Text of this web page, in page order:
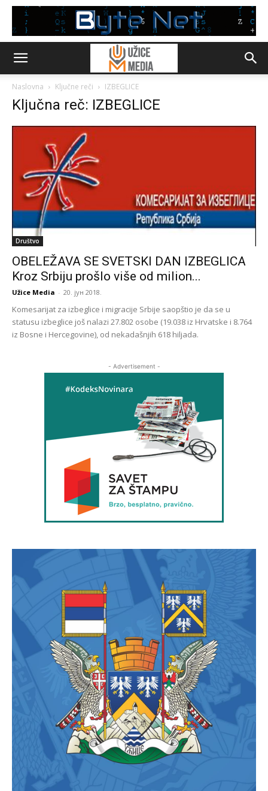
Naslovna Ključne reči IZBEGLICE
Ključna reč: IZBEGLICE
Društvo
OBELEŽAVA SE SVETSKI DAN IZBEGLICA
Kroz Srbiju prošlo više od milion...
Užice Media - 20. јун 2018.
Komesarijat za izbeglice i migracije Srbije saopštio je da se u
statusu izbeglice još nalazi 27.802 osobe (19.038 iz Hrvatske i 8.764
iz Bosne i Hercegovine), od nekadašnjih 618 hiljada.
- Advertisement -